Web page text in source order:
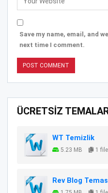
Save my name, email, and
next time I comment.
ÜCRETSİZ
WT Temizlik
5.23 MB 1
Rev Blog